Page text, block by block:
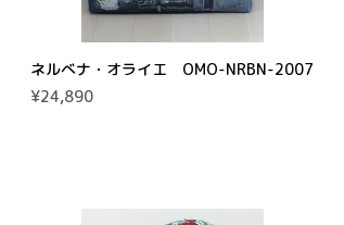
ネルべナ・オライエ OMO-NRBN-2007
¥24,890